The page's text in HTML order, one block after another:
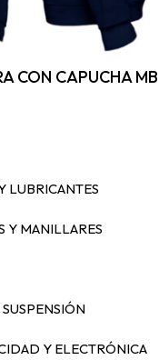
CON CAPUCHA MB
LUBRICANTES
Y MANILLARES
Y ELECTRÓNICA